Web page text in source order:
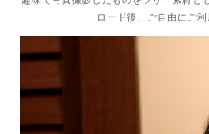
ロード後、ご自由にご利